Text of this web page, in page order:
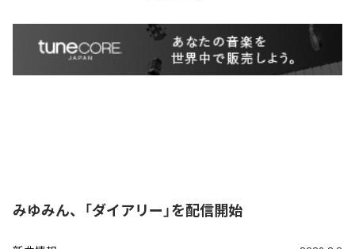
みゆみん、「ダイアリー」を配信開始